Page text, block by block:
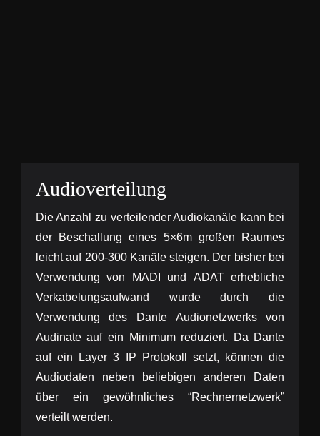
Audioverteilung
Die Anzahl zu verteilender Audiokanäle kann bei
der Beschallung eines 5×6m großen Raumes
leicht auf 200-300 Kanäle steigen. Der bisher bei
Verwendung von
MADI und ADATerhebliche
Verkabelungsaufwand wurde durch die
Verwendung des Dante Audionetzwerks von
Audinate auf ein Minimum reduziert. Da Dante
auf ein Layer 3 IP Protokoll setzt, können die
Audiodaten neben beliebigen anderen Daten
über ein gewöhnliches “Rechnernetzwerk”
verteilt werden.